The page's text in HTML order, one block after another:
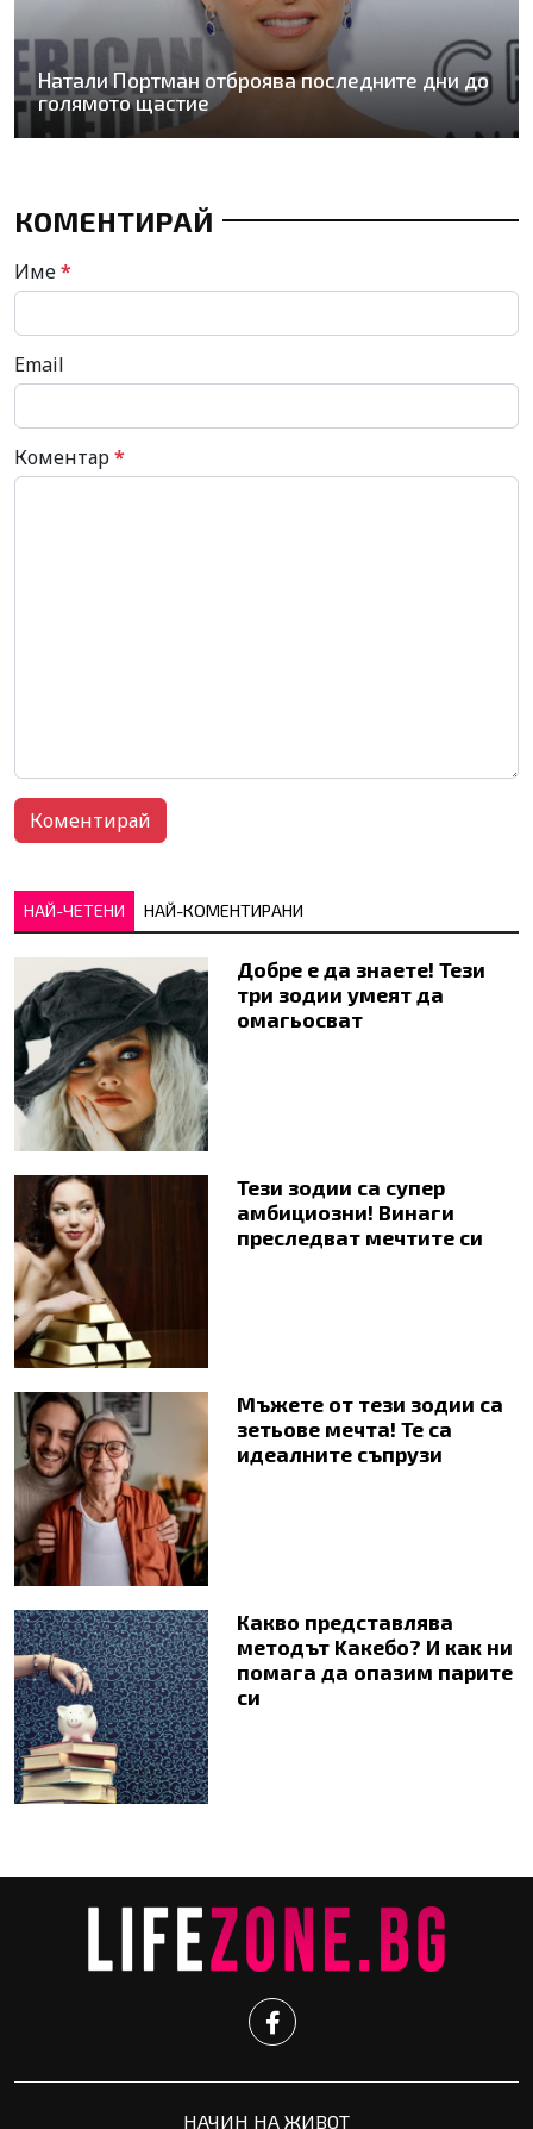
Натали Портман отброява последните дни до
голямото щастие
КОМЕНТИРАЙ
Име*
Email
Коментар*
НАЙ-ЧЕТЕНИ НАЙ-КОМЕНТИРАНИ
Добре е да знаете! Тези
три зодии умеят да
омагьосват
Тези зодии са супер
амбициозни! Винаги
преследват мечтите си
Мъжете от тези зодии са
зетьове мечта! Те са
идеалните съпрузи
Какво представлява
методът Kaкебо? И как ни
помага да опазим парите
си
НАЧИН НА ЖИВОТ